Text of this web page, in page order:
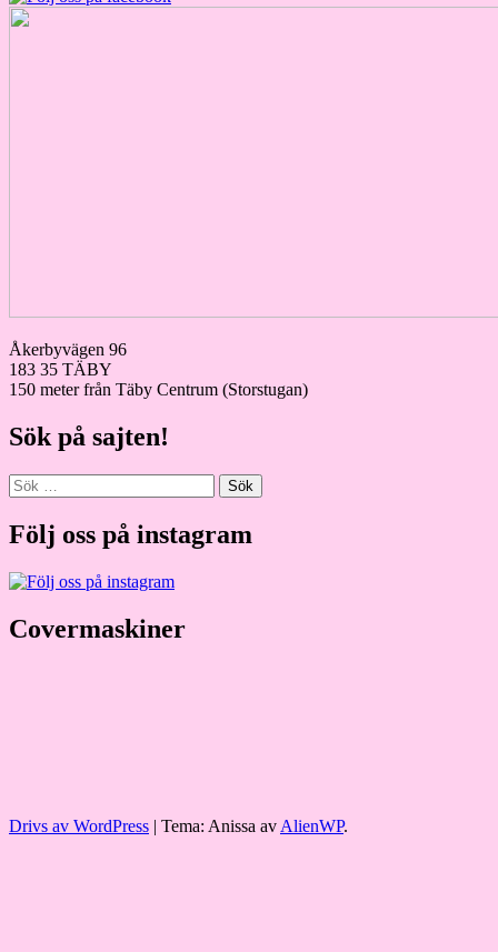
Åkerbyvägen 96
183 35 TÄBY
150 meter från Täby Centrum (Storstugan)
Sök på sajten!
Sök
efter:
Följ oss på instagram
Covermaskiner
Drivs av WordPress Tema: Anissa avAlienWP.